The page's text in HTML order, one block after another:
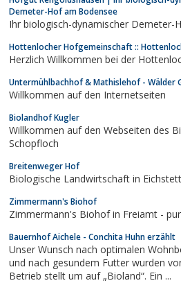
Demeter-Hof am Bodensee
Ihr biologisch-dynamischer Demeter-
Hottenlocher Hofgemeinschaft ::
Herzlich Willkommen bei der
Untermühlbachhof & Mathislehof - Wälder
Willkommen auf den Internetseiten
Biolandhof Kugler
Willkommen auf den Webseiten des
Schopfloch
Breitenweger Hof
Biologische Landwirtschaft in
Zimmermann's Biohof
Bauernhof Aichele - Conchita Huhn erzählt
Unser Wunsch nach optimalen
und nach gesundem Futter wurden
Betrieb stellt um auf „Bioland“. Ein ...